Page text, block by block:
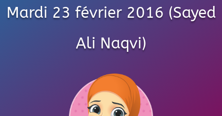
Mardi 23 février 2016 (Sayed
Ali Naqvi)